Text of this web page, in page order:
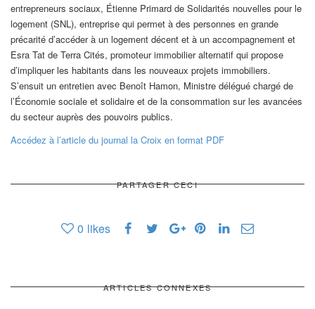
entrepreneurs sociaux, Étienne Primard de Solidarités nouvelles pour le
logement (SNL), entreprise qui permet à des personnes en grande
précarité d’accéder à un logement décent et à un accompagnement et
Esra Tat de Terra Cités, promoteur immobilier alternatif qui propose
d’impliquer les habitants dans les nouveaux projets immobiliers.
S’ensuit un entretien avec Benoît Hamon, Ministre délégué chargé de
l’Économie sociale et solidaire et de la consommation sur les avancées
du secteur auprès des pouvoirs publics.
Accédez à l’article du journal la Croix en format PDF
PARTAGER CECI
0 likes
ARTICLES CONNEXES